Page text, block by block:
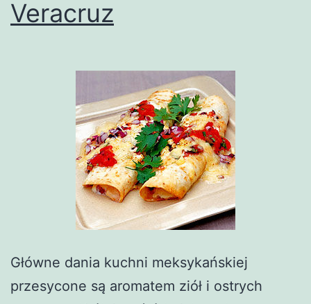
Veracruz
Główne dania kuchni meksykańskiej
przesycone są aromatem ziół i ostrych